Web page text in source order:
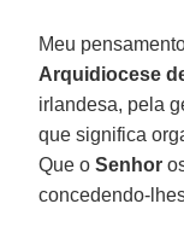
Meu
Arquidiocese
irlandesa, pela
que significa
Que oSenhor
concedendo-